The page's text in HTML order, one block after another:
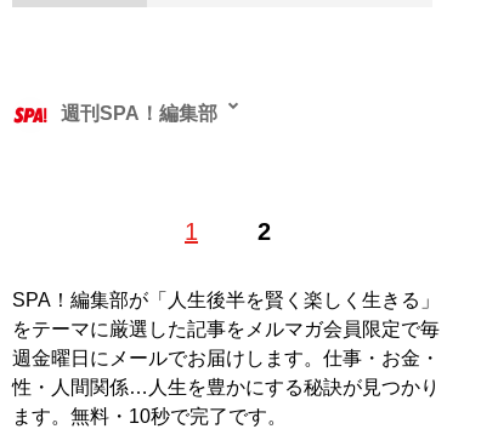
1 2
週刊SPA！編集部
SPA！編集部が「人生後半を賢く楽しく生きる」
をテーマに厳選した記事をメルマガ会員限定で毎
週金曜日にメールでお届けします。仕事・お金・
性・人間関係…人生を豊かにする秘訣が見つかり
ます。無料・10秒で完了です。